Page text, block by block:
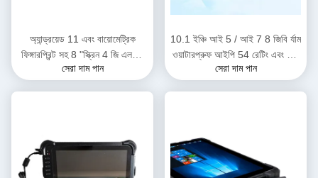
অ্যান্ড্রয়েড 11 এবং বায়োমেট্রিক
ফিঙ্গারপ্রিন্ট সহ 8 "স্ক্রিন 4 জি এলটিই
এমটিকে 6765 ওক্টা কোর রুগেড
সেরা দাম পান
10.1 ইঞ্চি আই 5 / আই 7 8 জিবি র্যাম
ওয়াটারপ্রুফ আইপি 54 রেটিং এবং শিল্প
ব্যবহারের জন্য 128 জিবি এসএসডি সহ
সেরা দাম পান